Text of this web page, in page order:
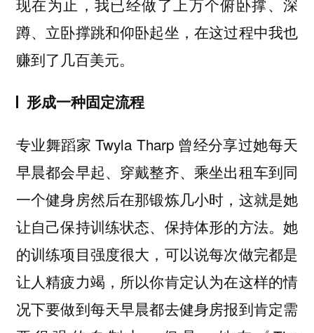
蹲、立卧撑跳和仰卧起坐，在这过程中我也
赚到了几百美元。
形成一种固定流程
专业舞蹈家 Twyla Tharp 曾经分享过她每天
早晨都会早起、穿戴整齐、乘坐出租车到同
一个健身房然后在那锻炼几小时，这就是她
让自己保持训练状态、保持体形的方法。她
的训练项目强度很大，可以说每次做完都是
让人精疲力竭，所以你肯定认为在这样的情
况下要做到每天早晨都去健身房报到肯定需